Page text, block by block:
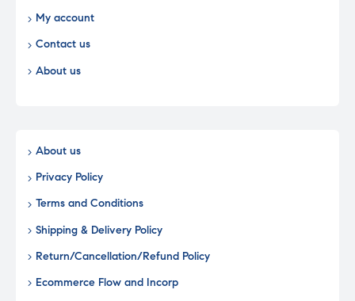
My account
Contact us
About us
About us
Privacy Policy
Terms and Conditions
Shipping & Delivery Policy
Return/Cancellation/Refund Policy
Ecommerce Flow and Incorp